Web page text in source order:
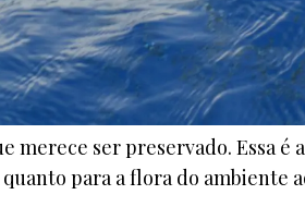
ser preservado. Essa é
para a flora do ambiente